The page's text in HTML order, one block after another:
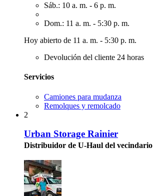
Sáb.: 10 a. m. - 6 p. m.
Dom.: 11 a. m. - 5:30 p. m.
Hoy abierto de 11 a. m. - 5:30 p. m.
Devolución del cliente 24 horas
Servicios
Camiones para mudanza
Remolques y remolcado
2
Urban Storage Rainier
Distribuidor de U-Haul del vecindario